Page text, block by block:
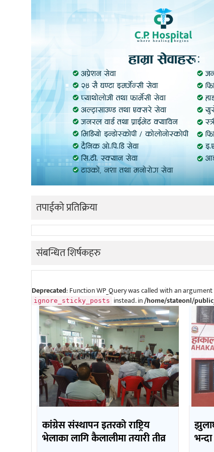
तपाईको प्रतिक्रिया
संबन्धित शिर्षकहरु
Deprecated: Function WP_Query was called with an
ignore_sticky_posts instead. in/home/stateonl/
कांग्रेस संस्थापन इतरको राष्ट्रिय
भेलाका लागि कैलालीमा तयारी तीव्र